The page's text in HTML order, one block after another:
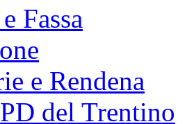
Fassa
e Rendena
del Trentino